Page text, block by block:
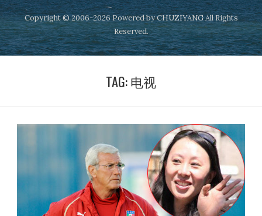
Copyright © 2006-2026 Powered by CHUZIYANG All Rights
Reserved.
TAG:电视